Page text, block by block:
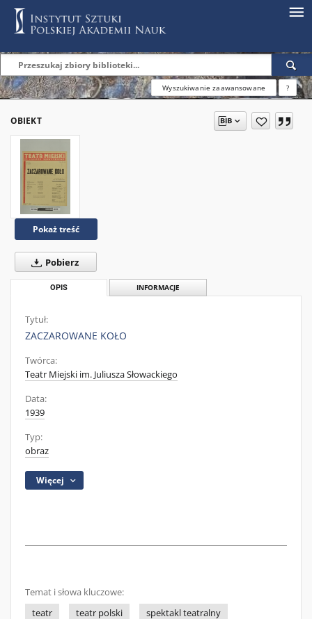
Wyszukiwanie zaawansowane ?
OBIEKT
Pokaż treść
Pobierz
OPIS INFORMACJE
Tytuł:
ZACZAROWANE KOŁO
Twórca:
Teatr Miejski im. Juliusza Słowackiego
Data:
1939
Typ:
obraz
Więcej
Temat i słowa kluczowe:
teatr
teatr polski
spektakl teatralny